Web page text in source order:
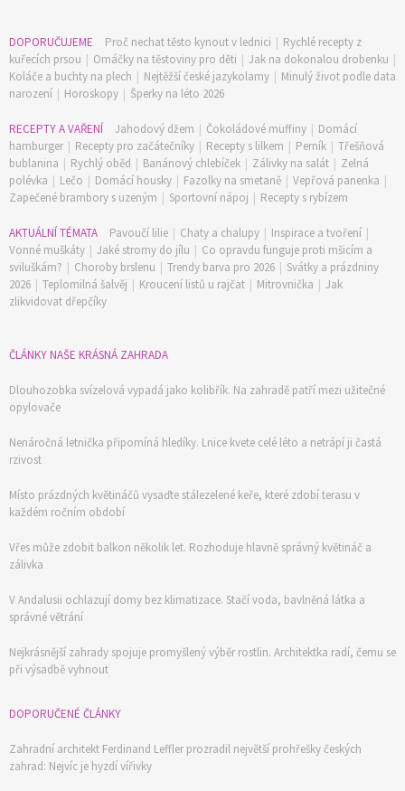
65 Kč
Naše krásná zahrada Speciál
74 Kč
DOPORUČUJEME Proč nechat těsto kynout v lednici | Rychlé recepty z
kuřecích prsou | Omáčky na těstoviny pro děti | Jak na dokonalou drobenku |
Koláče a buchty na plech | Nejtěžší české jazykolamy | Minulý život podle data
narození | Horoskopy | Šperky na léto 2026
RECEPTY A VAŘENÍ Jahodový džem | Čokoládové muffiny | Domácí
hamburger | Recepty pro začátečníky | Recepty s lilkem | Perník | Třešňová
bublanina | Rychlý oběd | Banánový chlebíček | Zálivky na salát | Zelná
polévka | Lečo | Domácí housky | Fazolky na smetaně | Vepřová panenka |
Zapečené brambory s uzeným | Sportovní nápoj | Recepty s rybízem
AKTUÁLNÍ TÉMATA Pavoučí lilie | Chaty a chalupy | Inspirace a tvoření |
Vonné muškáty | Jaké stromy do jílu | Co opravdu funguje proti mšicím a
sviluškám? | Choroby brslenu | Trendy barva pro 2026 | Svátky a prázdniny
2026 | Teplomilná šalvěj | Kroucení listů u rajčat | Mitrovnička | Jak
zlikvidovat dřepčíky
ČLÁNKY NAŠE KRÁSNÁ ZAHRADA
Dlouhozobka svízelová vypadá jako kolibřík. Na zahradě patří mezi užitečné
opylovače
Nenáročná letnička připomíná hledíky. Lnice kvete celé léto a netrápí ji častá
rzivost
Místo prázdných květináčů vysaďte stálezelené keře, které zdobí terasu v
každém ročním období
Vřes může zdobit balkon několik let. Rozhoduje hlavně správný květináč a
zálivka
V Andalusii ochlazují domy bez klimatizace. Stačí voda, bavlněná látka a
správné větrání
Nejkrásnější zahrady spojuje promyšlený výběr rostlin. Architektka radí, čemu se
při výsadbě vyhnout
DOPORUČENÉ ČLÁNKY
Zahradní architekt Ferdinand Leffler prozradil největší prohřešky českých
zahrad: Nejvíc je hyzdí vířivky